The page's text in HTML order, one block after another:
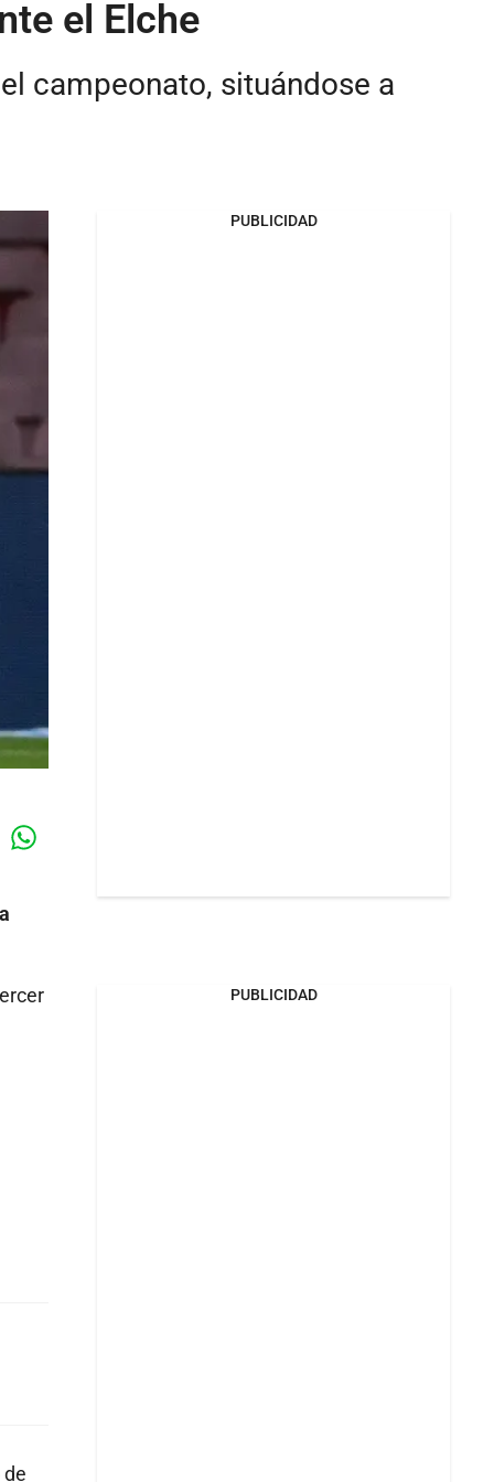
el Elche
campeonato, situándose a
PUBLICIDAD
PUBLICIDAD